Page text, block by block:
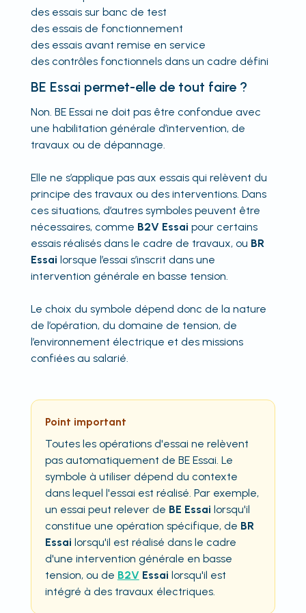
des essais sur banc de test
des essais de fonctionnement
des essais avant remise en service
des contrôles fonctionnels dans un cadre défini
BE Essai permet-elle de tout faire ?
Non. BE Essai ne doit pas être confondue avec
une habilitation générale d’intervention, de
travaux ou de dépannage.
Elle ne s’applique pas aux essais qui relèvent du
principe des travaux ou des interventions. Dans
ces situations, d’autres symboles peuvent être
nécessaires, comme B2V Essai pour certains
essais réalisés dans le cadre de travaux, ou BR
Essai lorsque l’essai s’inscrit dans une
intervention générale en basse tension.
Le choix du symbole dépend donc de la nature
de l’opération, du domaine de tension, de
l’environnement électrique et des missions
confiées au salarié.
Point important
Toutes les opérations d'essai ne relèvent
pas automatiquement de BE Essai. Le
symbole à utiliser dépend du contexte
dans lequel l'essai est réalisé. Par exemple,
un essai peut relever de BE Essai lorsqu'il
constitue une opération spécifique, de BR
Essai lorsqu'il est réalisé dans le cadre
d'une intervention générale en basse
tension, ou de B2V Essai lorsqu'il est
intégré à des travaux électriques.